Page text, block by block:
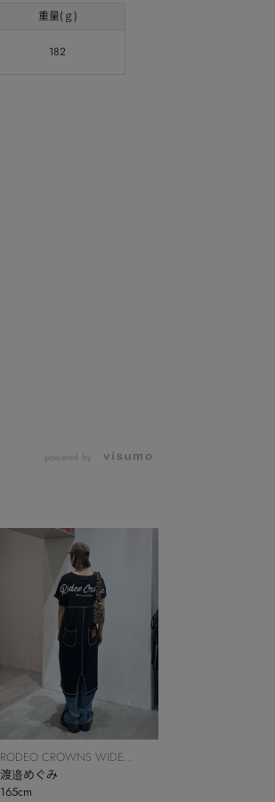
重量(ｇ)
182
powered by
RODEO CROWNS WIDE
BOWL
渡邉めぐみ
165cm